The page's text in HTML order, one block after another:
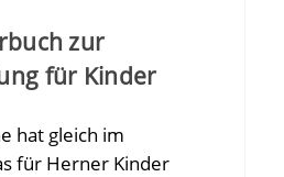
zur
für Kinder
hat gleich im
für Herner Kinder